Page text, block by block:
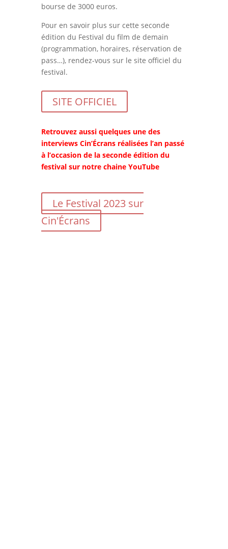
bourse de 3000 euros.
Pour en savoir plus sur cette seconde
édition du Festival du film de demain
(programmation, horaires, réservation de
pass…), rendez-vous sur le site officiel du
festival.
SITE OFFICIEL
Retrouvez aussi quelques une des
interviews Cin’Écrans réalisées l’an passé
à l’occasion de la seconde édition du
festival sur notre chaine YouTube
Le Festival 2023 sur
Cin'Écrans